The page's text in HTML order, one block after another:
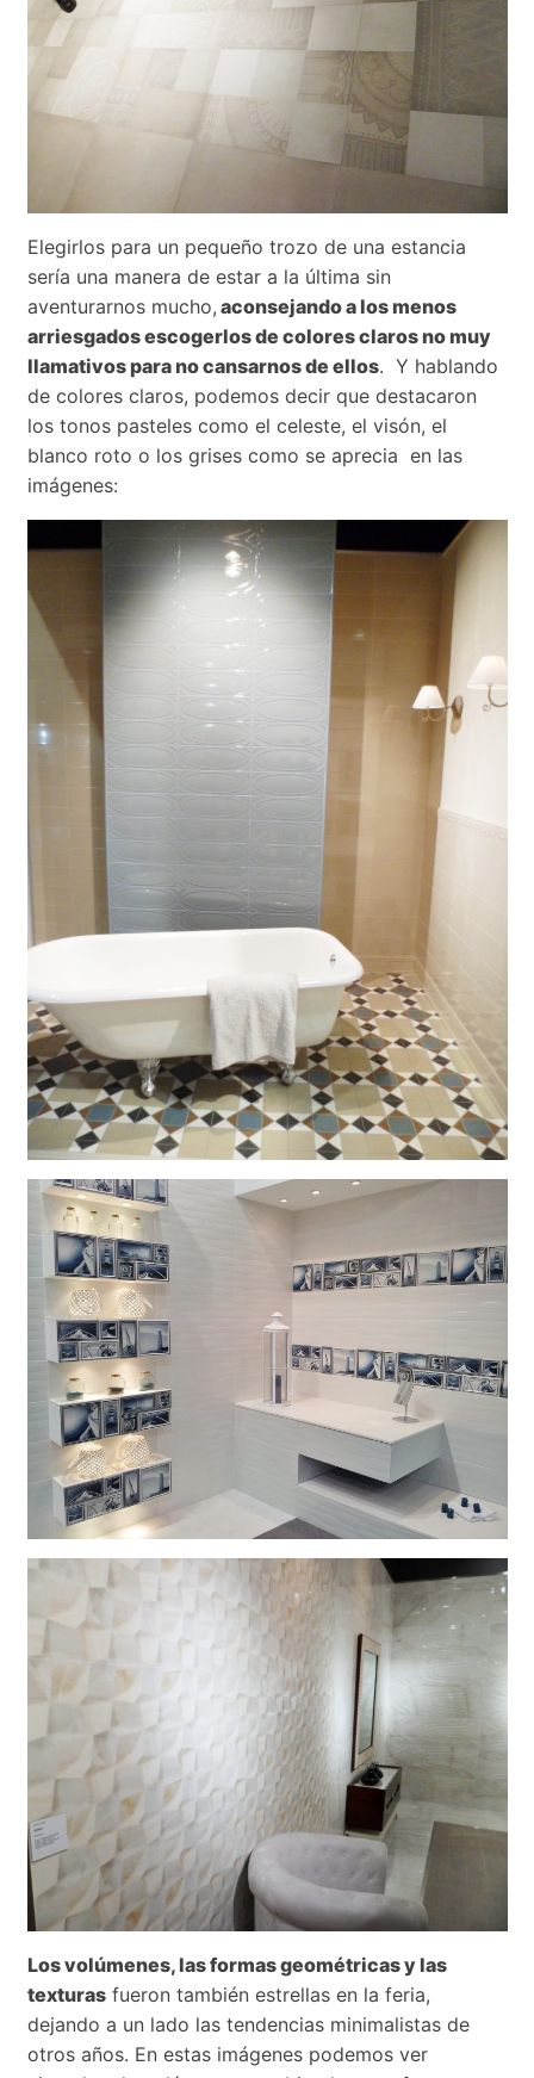
Elegirlos para un pequeño trozo de una estancia
sería una manera de estar a la última sin
aventurarnos mucho, aconsejando a los menos
arriesgados escogerlos de colores claros no muy
llamativos para no cansarnos de ellos. Y hablando
de colores claros, podemos decir que destacaron
los tonos pasteles como el celeste, el visón, el
blanco roto o los grises como se aprecia en las
imágenes:
Los volúmenes, las formas geométricas y las
texturasfueron también estrellas en la feria,
dejando a un lado las tendencias minimalistas de
otros años. En estas imágenes podemos ver